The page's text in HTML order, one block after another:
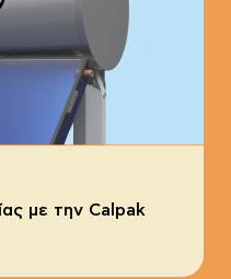
με την Calpak